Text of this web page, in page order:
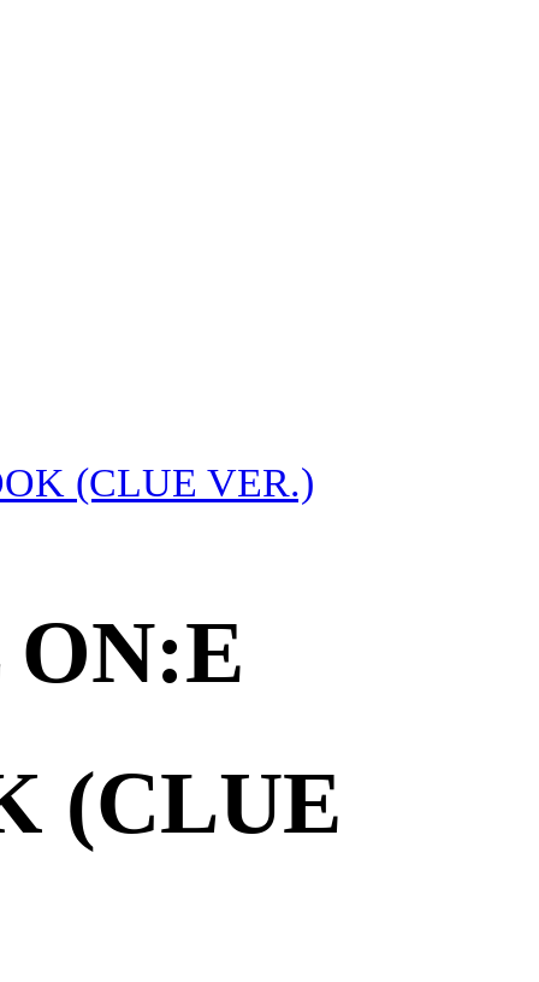
(CLUE VER.)
ON:E
(CLUE